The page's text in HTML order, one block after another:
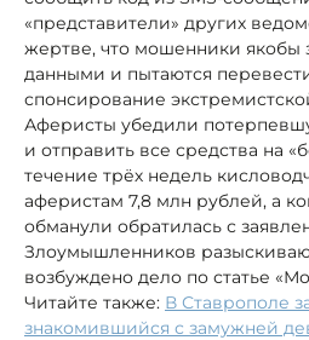
«представители» других
жертве, что мошенники якобы
данными и пытаются
спонсирование
Аферисты убедили
и отправить все средства на
течение трёх недель
аферистам 7,8 млн рублей, а
обманули обратилась с
Злоумышленников
возбуждено дело по статье
Читайте также: В Ставрополе
знакомившийся с замужней